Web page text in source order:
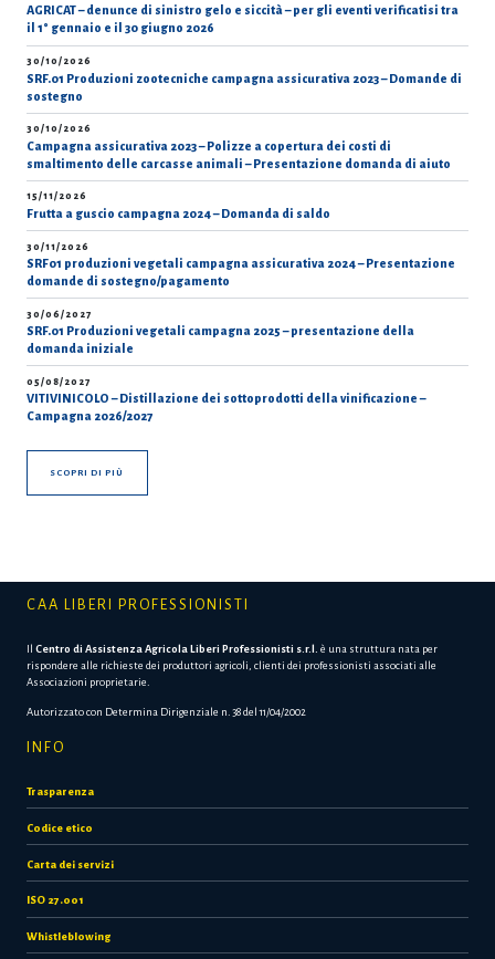
AGRICAT – denunce di sinistro gelo e siccità – per gli eventi verificatisi tra
il 1° gennaio e il 30 giugno 2026
30/10/2026
SRF.01 Produzioni zootecniche campagna assicurativa 2023 – Domande di
sostegno
30/10/2026
Campagna assicurativa 2023 – Polizze a copertura dei costi di
smaltimento delle carcasse animali – Presentazione domanda di aiuto
15/11/2026
Frutta a guscio campagna 2024 – Domanda di saldo
30/11/2026
SRF01 produzioni vegetali campagna assicurativa 2024 – Presentazione
domande di sostegno/pagamento
30/06/2027
SRF.01 Produzioni vegetali campagna 2025 – presentazione della
domanda iniziale
05/08/2027
VITIVINICOLO – Distillazione dei sottoprodotti della vinificazione –
Campagna 2026/2027
SCOPRI DI PIÙ
CAA LIBERI PROFESSIONISTI
Il Centro di Assistenza Agricola Liberi Professionisti s.r.l. è una struttura nata per
rispondere alle richieste dei produttori agricoli, clienti dei professionisti associati alle
Associazioni proprietarie.
Autorizzato con Determina Dirigenziale n. 38 del 11/04/2002
INFO
Trasparenza
Codice etico
Carta dei servizi
ISO 27.001
Whistleblowing